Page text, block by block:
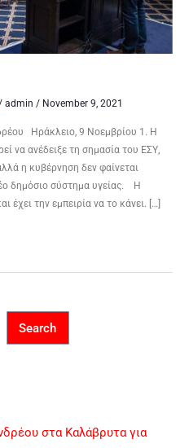
admin / November 9, 2021
Ηράκλειο, 9 Νοεμβρίου 1. Η
να ανέδειξε τη σημασία του ΕΣΥ,
η κυβέρνηση δεν φαίνεται
δημόσιο σύστημα υγείας. Η
έχει την εμπειρία να το κάνει. […]
Search
στα Καλάβρυτα για